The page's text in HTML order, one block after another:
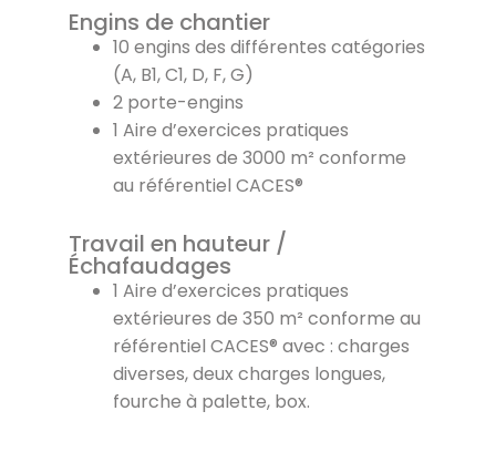
Engins de chantier
10 engins des différentes catégories
(A, B1, C1, D, F, G)
2 porte-engins
1 Aire d’exercices pratiques
extérieures de 3000 m² conforme
au référentiel CACES®
Travail en hauteur /
Échafaudages
1 Aire d’exercices pratiques
extérieures de 350 m² conforme au
référentiel CACES® avec : charges
diverses, deux charges longues,
fourche à palette, box.